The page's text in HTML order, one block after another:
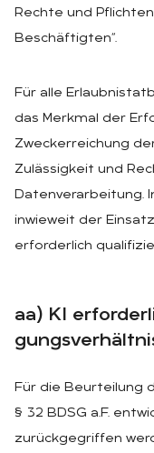
Rechte und
Beschäftigten“.
Für alle
das Merkmal der
Zweckerreichung
Zulässigkeit und
Datenverarbeitung.
inwieweit der
erforderlich
aa) KI
Für die Beurteilung
§ 32 BDSG a.F.
zurückgegriffen